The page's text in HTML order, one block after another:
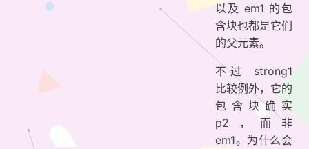
以及 em1 的包
含块也都是它们
的父元素。
不过 strong1
比较例外，它的
包含块确实
p2，而非
em1。为什么会